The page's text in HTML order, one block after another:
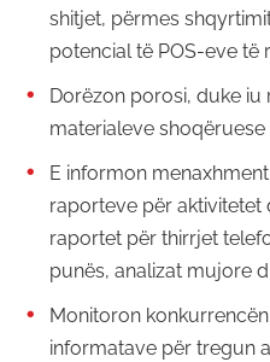
shitjet, përmes
potencial të POS-eve të
Dorëzon porosi, duke
materialeve
E informon
raporteve për aktivitetet
raportet për thirrjet
punës, analizat mujore
Monitoron
informatave për tregun